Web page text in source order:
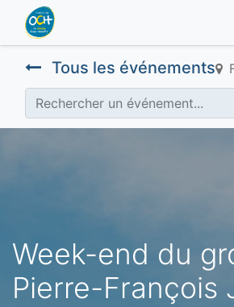
Tous les événements
Week-end du
Pierre-François